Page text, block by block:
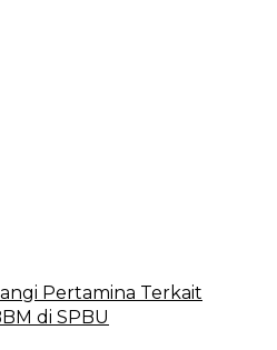
Pertamina Terkait
di SPBU